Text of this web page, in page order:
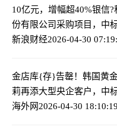
10亿元，增幅超40%银信?
份有限公司采购项目，中
新浪财经2026-04-30
金店库{存}告罄！韩国黄
莉再添大型央企客户，中
海外网2026-04-30 18:10:19